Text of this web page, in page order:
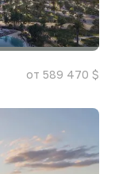
от 589 470 $